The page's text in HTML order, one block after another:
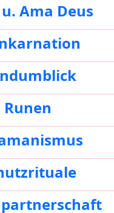
Ama Deus
Runen